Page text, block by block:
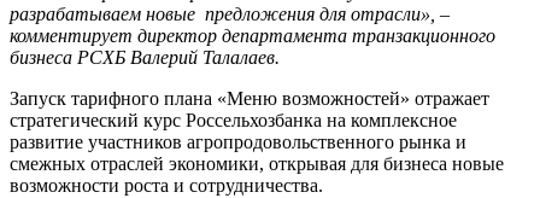
разрабатываем новые предложения для отрасли», –
комментирует директор департамента транзакционного
бизнеса РСХБ Валерий Талалаев.
Запуск тарифного плана «Меню возможностей» отражает
стратегический курс Россельхозбанка на комплексное
развитие участников агропродовольственного рынка и
смежных отраслей экономики, открывая для бизнеса новые
возможности роста и сотрудничества.